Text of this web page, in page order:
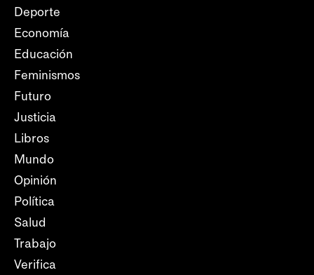
Deporte
Economía
Educación
Feminismos
Futuro
Justicia
Libros
Mundo
Opinión
Política
Salud
Trabajo
Verifica